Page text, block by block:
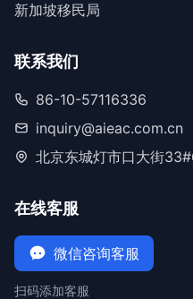
新加坡移民局
联系我们
86-10-57116336
inquiry@aieac.com.cn
北京东城灯市口大街
在线客服
微信咨询客服
扫码添加客服